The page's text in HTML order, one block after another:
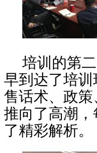
培训的第
早到达了培
售话术、政
推向了高潮
了精彩解析。